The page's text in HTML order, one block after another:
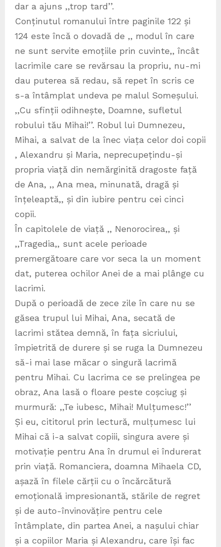
dar a ajuns ,,trop tard’’.
Conținutul romanului între paginile 122 și
124 este încă o dovadă de ,, modul în care
ne sunt servite emoțiile prin cuvinte,, încât
lacrimile care se revărsau la propriu, nu-mi
dau puterea să redau, să repet în scris ce
s-a întâmplat undeva pe malul Someșului.
,,Cu sfinții odihnește, Doamne, sufletul
robului tău Mihai!’’. Robul lui Dumnezeu,
Mihai, a salvat de la înec viața celor doi copii
, Alexandru și Maria, neprecupețindu-și
propria viață din nemărginită dragoste față
de Ana, ,, Ana mea, minunată, dragă și
înțeleaptă,, și din iubire pentru cei cinci
copii.
În capitolele de viață ,, Nenorocirea,, și
,,Tragedia,, sunt acele perioade
premergătoare care vor seca la un moment
dat, puterea ochilor Anei de a mai plânge cu
lacrimi.
După o perioadă de zece zile în care nu se
găsea trupul lui Mihai, Ana, secată de
lacrimi stătea demnă, în fața sicriului,
împietrită de durere și se ruga la Dumnezeu
să-i mai lase măcar o singură lacrimă
pentru Mihai. Cu lacrima ce se prelingea pe
obraz, Ana lasă o floare peste coșciug și
murmură: ,,Te iubesc, Mihai! Mulțumesc!’’
Și eu, cititorul prin lectură, mulțumesc lui
Mihai că i-a salvat copiii, singura avere și
motivație pentru Ana în drumul ei îndurerat
prin viață. Romanciera, doamna Mihaela CD,
așază în filele cărții cu o încărcătură
emoțională impresionantă, stările de regret
și de auto-învinovățire pentru cele
întâmplate, din partea Anei, a nașului chiar
și a copiilor Maria și Alexandru, care își fac